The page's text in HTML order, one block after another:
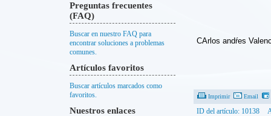
Preguntas frecuentes
(FAQ)
Buscar en nuestro FAQ para
encontrar soluciones a problemas
comunes.
Artículos favoritos
Buscar artículos marcados como
favoritos.
Nuestros enlaces
CArlos andŕes
Imprimir Email
ID del artículo: 10138